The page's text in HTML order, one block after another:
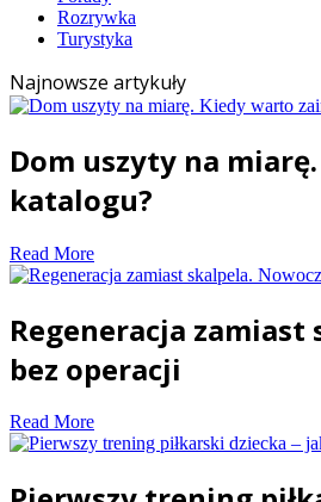
Rozrywka
Turystyka
Najnowsze artykuły
Dom uszyty na
katalogu?
Read More
Regeneracja
bez operacji
Read More